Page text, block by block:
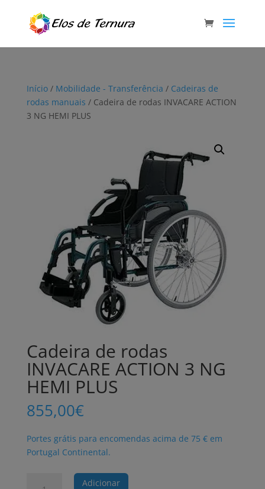
Início/ Mobilidade - Transferência / Cadeiras de
rodas manuais / Cadeira de rodas INVACARE ACTION
3 NG HEMI PLUS
Cadeira de rodas
INVACARE ACTION 3 NG
HEMI PLUS
855,00€
Portes grátis para encomendas acima de 75 € em
Portugal Continental.
Adicionar